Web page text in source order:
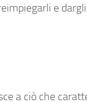
e
a ciò che